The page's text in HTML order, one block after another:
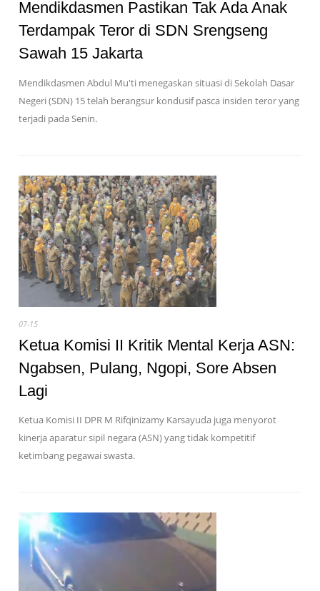
Mendikdasmen Pastikan Tak Ada Anak
Terdampak Teror di SDN Srengseng
Sawah 15 Jakarta
Mendikdasmen Abdul Mu'ti menegaskan situasi di Sekolah Dasar
Negeri (SDN) 15 telah berangsur kondusif pasca insiden teror yang
terjadi pada Senin.
07-15
Ketua Komisi II Kritik Mental Kerja ASN:
Ngabsen, Pulang, Ngopi, Sore Absen
Lagi
Ketua Komisi II DPR M Rifqinizamy Karsayuda juga menyorot
kinerja aparatur sipil negara (ASN) yang tidak kompetitif
ketimbang pegawai swasta.